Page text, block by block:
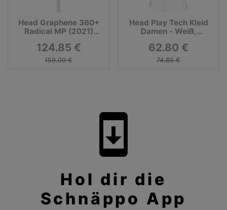
Head Graphene 360+
Radical MP (2021)
(besaitet)
124.85 €
159.00 €
Head Play Tech Kleid
Damen - Weiß,
62.80 €
74.85 €
system_update
Hol dir die
Schnäppo App